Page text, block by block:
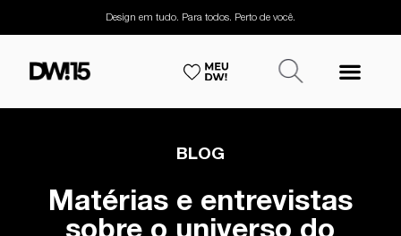
Design em tudo. Para todos. Perto de você.
BLOG
Matérias e entrevistas